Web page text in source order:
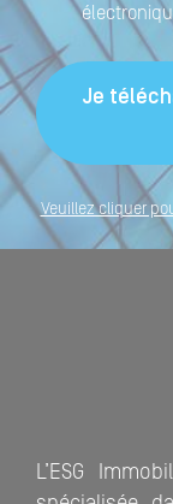
Veuillez cliquer
L’ESG